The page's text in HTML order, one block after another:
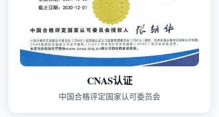
CNAS认证
中国合格评定国家认可委员会